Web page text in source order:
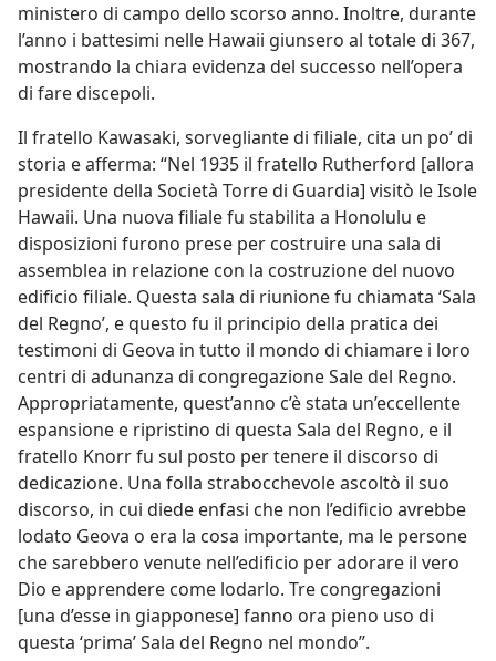
ministero di campo dello scorso anno. Inoltre, durante
l’anno i battesimi nelle Hawaii giunsero al totale di 367,
mostrando la chiara evidenza del successo nell’opera
di fare discepoli.
Il fratello Kawasaki, sorvegliante di filiale, cita un po’ di
storia e afferma: “Nel 1935 il fratello Rutherford [allora
presidente della Società Torre di Guardia] visitò le Isole
Hawaii. Una nuova filiale fu stabilita a Honolulu e
disposizioni furono prese per costruire una sala di
assemblea in relazione con la costruzione del nuovo
edificio filiale. Questa sala di riunione fu chiamata ‘Sala
del Regno’, e questo fu il principio della pratica dei
testimoni di Geova in tutto il mondo di chiamare i loro
centri di adunanza di congregazione Sale del Regno.
Appropriatamente, quest’anno c’è stata un’eccellente
espansione e ripristino di questa Sala del Regno, e il
fratello Knorr fu sul posto per tenere il discorso di
dedicazione. Una folla strabocchevole ascoltò il suo
discorso, in cui diede enfasi che non l’edificio avrebbe
lodato Geova o era la cosa importante, ma le persone
che sarebbero venute nell’edificio per adorare il vero
Dio e apprendere come lodarlo. Tre congregazioni
[una d’esse in giapponese] fanno ora pieno uso di
questa ‘prima’ Sala del Regno nel mondo”.